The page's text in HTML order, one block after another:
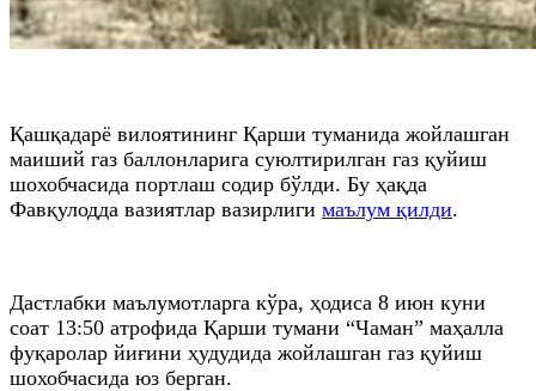
Қашқадарё вилоятининг Қарши туманида жойлашган
маиший газ баллонларига суюлтирилган газ қуйиш
шохобчасида портлаш содир бўлди. Бу ҳақда
Фавқулодда вазиятлар вазирлиги маълум қилди.
Дастлабки маълумотларга кўра, ҳодиса 8 июн куни
соат 13:50 атрофида Қарши тумани “Чаман” маҳалла
фуқаролар йиғини ҳудудида жойлашган газ қуйиш
шохобчасида юз берган.